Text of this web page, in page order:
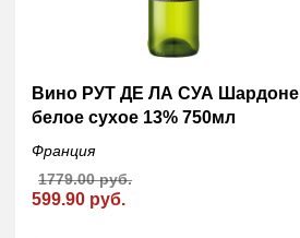
Вино РУТ ДЕ ЛА СУА Шардоне
белое сухое 13% 750мл
Франция
599.90 руб.
1779.00 руб.